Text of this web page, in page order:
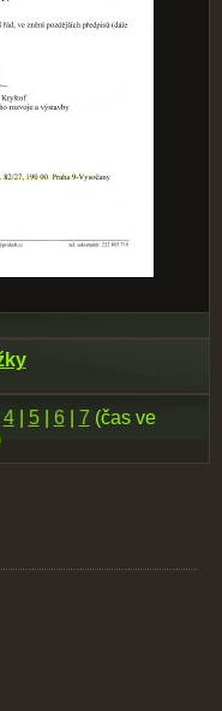
4| 5| 6| 7 (čas ve